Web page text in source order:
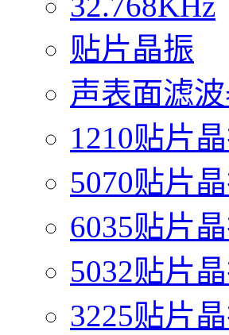
贴片晶振
声表面滤
1210贴片
5070贴片
6035贴片
5032贴片
3225贴片